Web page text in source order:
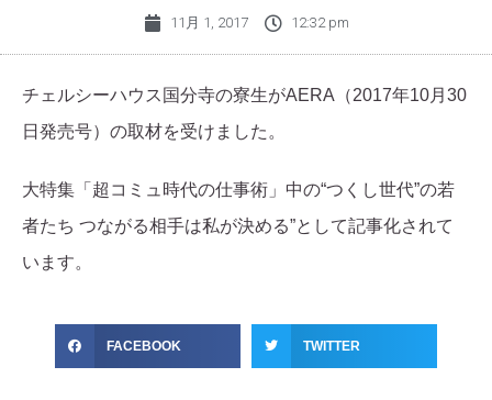
11月 1, 2017 12:32 pm
チェルシーハウス国分寺の寮生がAERA（2017年10月30
日発売号）の取材を受けました。
大特集「超コミュ時代の仕事術」中の“つくし世代”の若
者たち つながる相手は私が決める”として記事化されて
います。
FACEBOOK TWITTER